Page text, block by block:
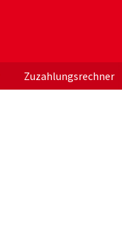
Zuzahlungsrechner